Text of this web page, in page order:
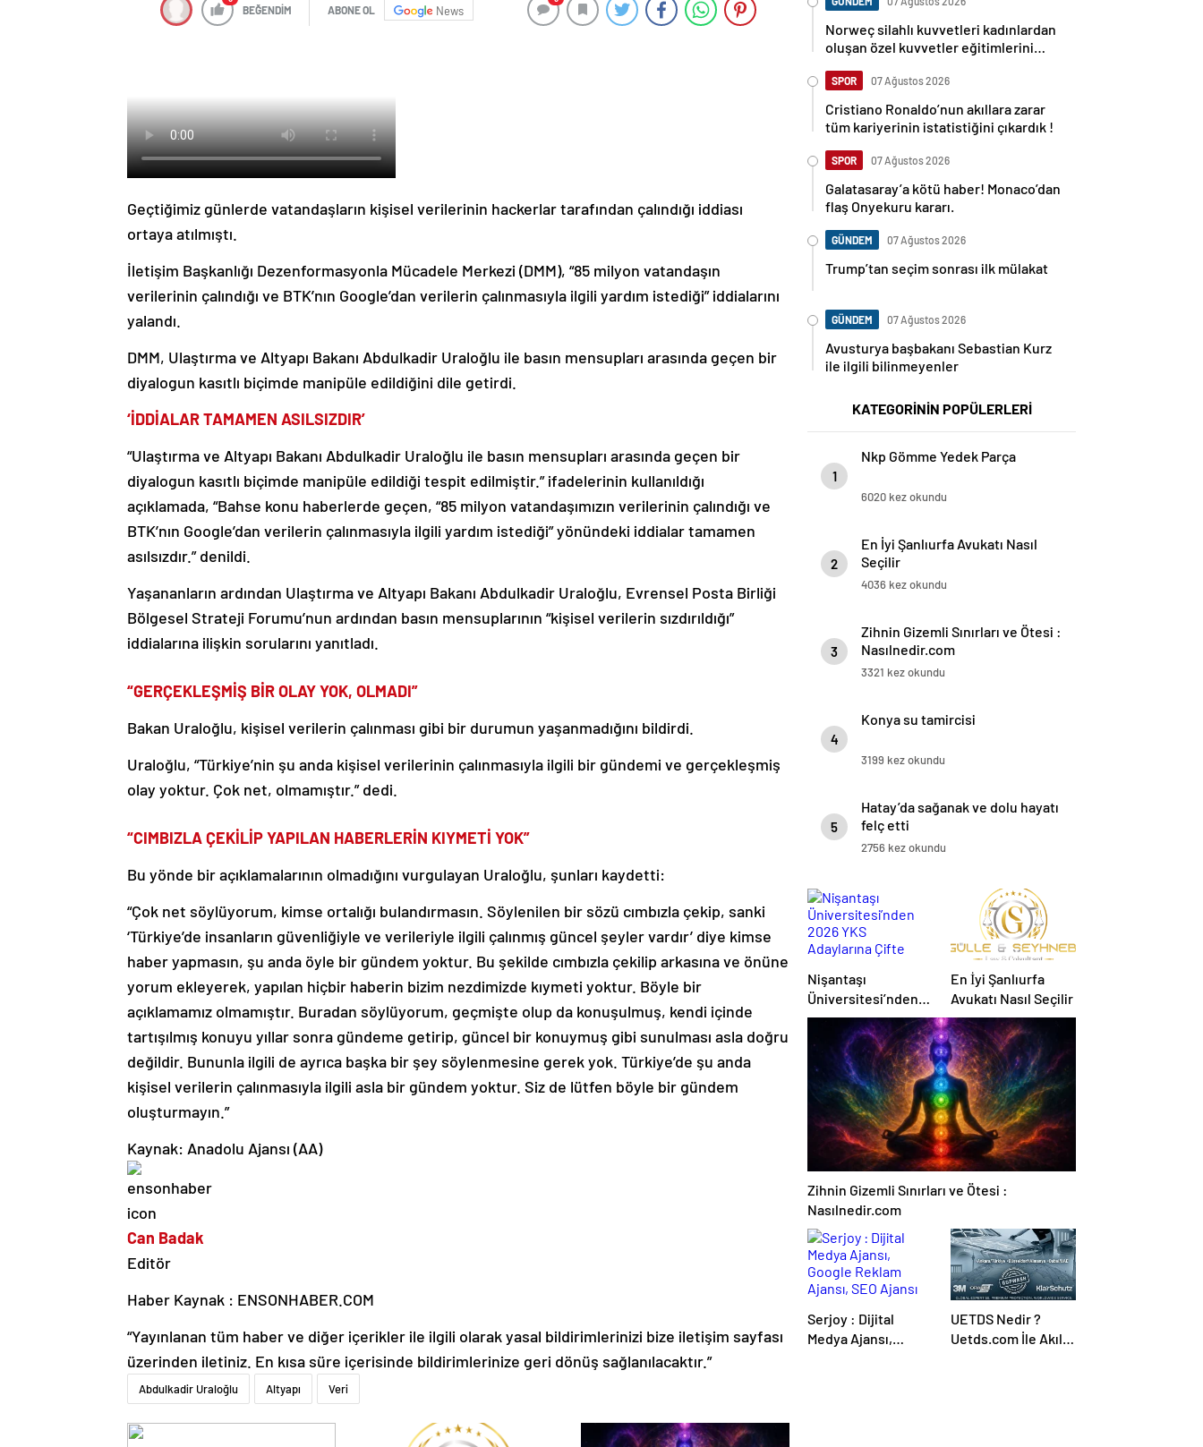
BEĞENDİM ABONE OL News
Geçtiğimiz günlerde vatandaşların kişisel verilerinin hackerlar tarafından çalındığı iddiası
ortaya atılmıştı.
İletişim Başkanlığı Dezenformasyonla Mücadele Merkezi (DMM), “85 milyon vatandaşın
verilerinin çalındığı ve BTK’nın Google’dan verilerin çalınmasıyla ilgili yardım istediği” iddialarını
yalandı.
DMM, Ulaştırma ve Altyapı Bakanı Abdulkadir Uraloğlu ile basın mensupları arasında geçen bir
diyalogun kasıtlı biçimde manipüle edildiğini dile getirdi.
‘İDDİALAR TAMAMEN ASILSIZDIR’
“Ulaştırma ve Altyapı Bakanı Abdulkadir Uraloğlu ile basın mensupları arasında geçen bir
diyalogun kasıtlı biçimde manipüle edildiği tespit edilmiştir.” ifadelerinin kullanıldığı
açıklamada, “Bahse konu haberlerde geçen, “85 milyon vatandaşımızın verilerinin çalındığı ve
BTK’nın Google’dan verilerin çalınmasıyla ilgili yardım istediği” yönündeki iddialar tamamen
asılsızdır.” denildi.
Yaşananların ardından Ulaştırma ve Altyapı Bakanı Abdulkadir Uraloğlu, Evrensel Posta Birliği
Bölgesel Strateji Forumu’nun ardından basın mensuplarının “kişisel verilerin sızdırıldığı”
iddialarına ilişkin sorularını yanıtladı.
“GERÇEKLEŞMİŞ BİR OLAY YOK, OLMADI”
Bakan Uraloğlu, kişisel verilerin çalınması gibi bir durumun yaşanmadığını bildirdi.
Uraloğlu, “Türkiye’nin şu anda kişisel verilerinin çalınmasıyla ilgili bir gündemi ve gerçekleşmiş
olay yoktur. Çok net, olmamıştır.” dedi.
“CIMBIZLA ÇEKİLİP YAPILAN HABERLERİN KIYMETİ YOK”
Bu yönde bir açıklamalarının olmadığını vurgulayan Uraloğlu, şunları kaydetti:
“Çok net söylüyorum, kimse ortalığı bulandırmasın. Söylenilen bir sözü cımbızla çekip, sanki
‘Türkiye’de insanların güvenliğiyle ve verileriyle ilgili çalınmış güncel şeyler vardır’ diye kimse
haber yapmasın, şu anda öyle bir gündem yoktur. Bu şekilde cımbızla çekilip arkasına ve önüne
yorum ekleyerek, yapılan hiçbir haberin bizim nezdimizde kıymeti yoktur. Böyle bir
açıklamamız olmamıştır. Buradan söylüyorum, geçmişte olup da konuşulmuş, kendi içinde
tartışılmış konuyu yıllar sonra gündeme getirip, güncel bir konuymuş gibi sunulması asla doğru
değildir. Bununla ilgili de ayrıca başka bir şey söylenmesine gerek yok. Türkiye’de şu anda
kişisel verilerin çalınmasıyla ilgili asla bir gündem yoktur. Siz de lütfen böyle bir gündem
oluşturmayın.”
Kaynak: Anadolu Ajansı (AA)
Can Badak
Editör
Haber Kaynak : ENSONHABER.COM
“Yayınlanan tüm haber ve diğer içerikler ile ilgili olarak yasal bildirimlerinizi bize iletişim sayfası
üzerinden iletiniz. En kısa süre içerisinde bildirimlerinize geri dönüş sağlanılacaktır.”
Abdulkadir Uraloğlu Altyapı Veri
Norweç silahlı kuvvetleri kadınlardan
oluşan özel kuvvetler eğitimlerini
SPOR 07 Ağustos 2026
Cristiano Ronaldo’nun akıllara zarar
tüm kariyerinin istatistiğini çıkardık !
SPOR 07 Ağustos 2026
Galatasaray’a kötü haber! Monaco’dan
flaş Onyekuru kararı.
GÜNDEM 07 Ağustos 2026
Trump’tan seçim sonrası ilk mülakat
GÜNDEM 07 Ağustos 2026
Avusturya başbakanı Sebastian Kurz
ile ilgili bilinmeyenler
KATEGORİNİN POPÜLERLERİ
1
Nkp Gömme Yedek Parça
6020 kez okundu
2
En İyi Şanlıurfa Avukatı Nasıl
Seçilir
4036 kez okundu
3
Zihnin Gizemli Sınırları ve Ötesi :
Nasılnedir.com
3321 kez okundu
4
Konya su tamircisi
3199 kez okundu
5
Hatay’da sağanak ve dolu hayatı
felç etti
2756 kez okundu
Nişantaşı
Üniversitesi’nden
2026 YKS
Adaylarına Çifte
Güvence: Sabit
Ücret ve Kesintisiz
Burs
En İyi Şanlıurfa
Avukatı Nasıl Seçilir
Zihnin Gizemli Sınırları ve Ötesi :
Nasılnedir.com
Serjoy : Dijital
Medya Ajansı,
UETDS Nedir ?
Uetds.com İle Akıllı